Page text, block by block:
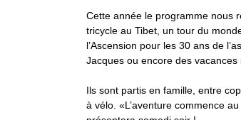
Cette année le programme nous
tricycle au Tibet, un tour du
l’Ascension pour les 30 ans de
Jacques ou encore des
Ils sont partis en famille, entre
à vélo. «L’aventure commence